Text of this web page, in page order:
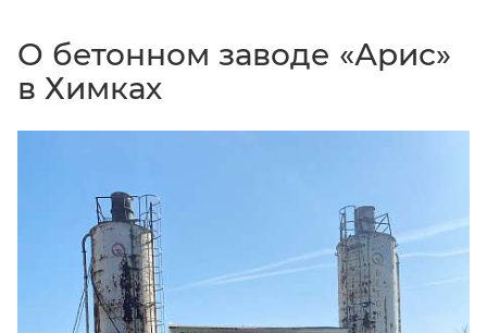
О бетонном заводе «Арис»
в Химках